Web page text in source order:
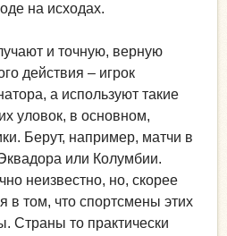
на исходах.
и точную, верную
действия – игрок
а используют такие
уловок, в основном,
Берут, например, матчи в
или Колумбии.
неизвестно, но, скорее
в том, что спортсмены этих
Страны то практически